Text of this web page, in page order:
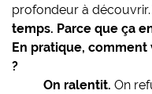
profondeur à découvrir.
temps. Parce que ça
En pratique,
?
On ralentit. On